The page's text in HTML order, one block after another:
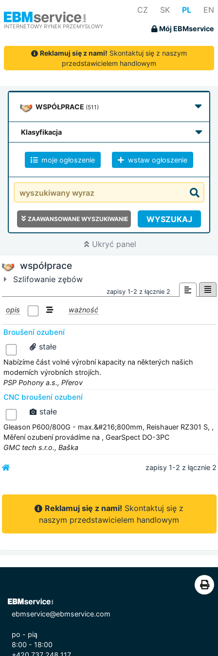
INTERNETOWY RYNEK PRZEMYSŁOWY
CZ SK PL EN
Mój EBMservice
Reklamuj się z nami! Skontaktuj się z naszym
przedstawicielem handlowym
WSPÓŁPRACE (511)
klasyfikacja
moje ogłoszenie wstaw ogłoszenie
ZAAWANSOWANE WYSZUKIWANIE WYSZUKAJ
Ukryć panel
współprace
Szlifowanie zębów
zapisy 1-2 z łącznie 2
opis ważność
Broušení ozubení
stałe
Nabízíme část volné výrobní kapacity na některých našich
moderních výrobních strojích.
PSP Pohony a.s., Přerov
CNC broušení ozubení
stałe
Gleason P600/800G - max.&#216;800mm, Reishauer RZ301 S, ,
Měření ozubení provádíme na , GearSpect DO-3PC
GMC tech s.r.o., Baška
zapisy 1-2 z łącznie 2
Reklamuj się z nami! Skontaktuj się z
naszym przedstawicielem handlowym
ebmservice@ebmservice.com
po - pią
8:00 - 18:00